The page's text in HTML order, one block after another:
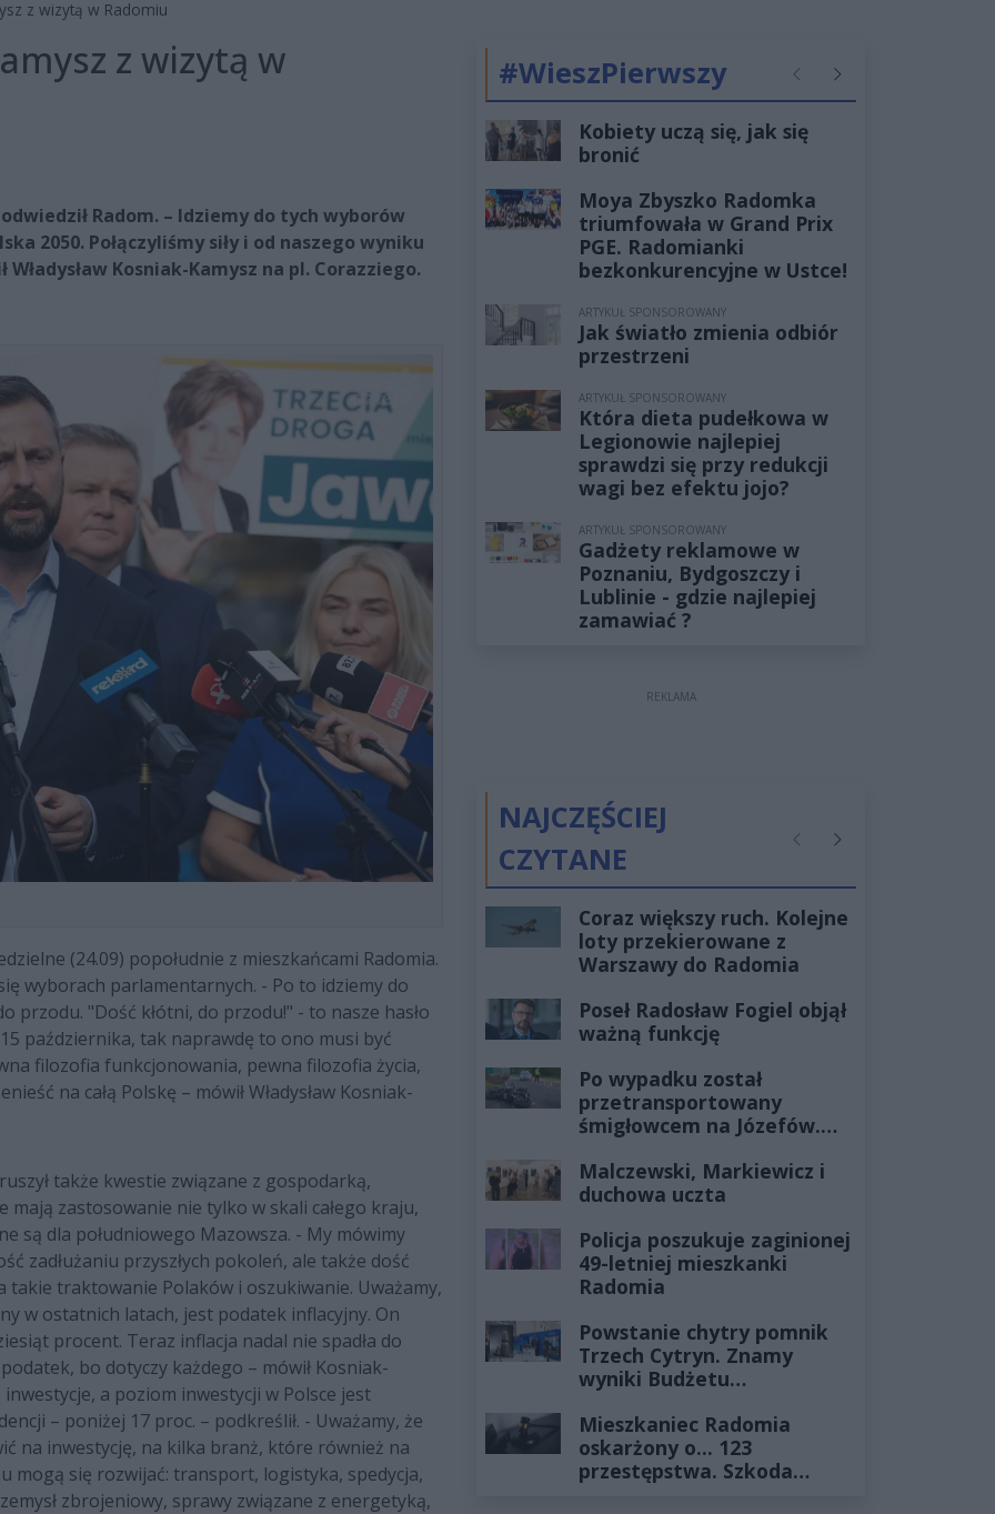
z wizytą w Radomiu
z wizytą w
Radom. – Idziemy do tych wyborów
2050. Połączyliśmy siły i od naszego wyniku
Kosniak-Kamysz na pl. Corazziego.
(24.09) popołudnie z mieszkańcami Radomia.
wyborach parlamentarnych. - Po to idziemy do
przodu. "Dość kłótni, do przodu!" - to nasze hasło
października, tak naprawdę to ono musi być
filozofia funkcjonowania, pewna filozofia życia,
na całą Polskę – mówił Władysław Kosniak-
także kwestie związane z gospodarką,
zastosowanie nie tylko w skali całego kraju,
są dla południowego Mazowsza. - My mówimy
zadłużaniu przyszłych pokoleń, ale także dość
takie traktowanie Polaków i oszukiwanie. Uważamy,
w ostatnich latach, jest podatek inflacyjny. On
procent. Teraz inflacja nadal nie spadła do
bo dotyczy każdego – mówił Kosniak-
a poziom inwestycji w Polsce jest
– poniżej 17 proc. – podkreślił. - Uważamy, że
na inwestycję, na kilka branż, które również na
mogą się rozwijać: transport, logistyka, spedycja,
zbrojeniowy, sprawy związane z energetyką,
#WieszPierwszy PoprzednieNastępne
Kobiety uczą się, jak się
bronić
Moya Zbyszko Radomka
triumfowała w Grand Prix
PGE. Radomianki
bezkonkurencyjne w Ustce!
ARTYKUŁ SPONSOROWANY
Jak światło zmienia odbiór
przestrzeni
ARTYKUŁ SPONSOROWANY
Która dieta pudełkowa w
Legionowie najlepiej
sprawdzi się przy redukcji
wagi bez efektu jojo?
ARTYKUŁ SPONSOROWANY
Gadżety reklamowe w
Poznaniu, Bydgoszczy i
Lublinie - gdzie najlepiej
zamawiać ?
REKLAMA
NAJCZĘŚCIEJ
CZYTANE
PoprzednieNastępne
Coraz większy ruch. Kolejne
loty przekierowane z
Warszawy do Radomia
Poseł Radosław Fogiel objął
ważną funkcję
Po wypadku został
przetransportowany
śmigłowcem na Józefów.
żyłach
Malczewski, Markiewicz i
duchowa uczta
Policja poszukuje zaginionej
49-letniej mieszkanki
Radomia
Powstanie chytry pomnik
Trzech Cytryn. Znamy
wyniki Budżetu
Mieszkaniec Radomia
oskarżony o... 123
przestępstwa. Szkoda